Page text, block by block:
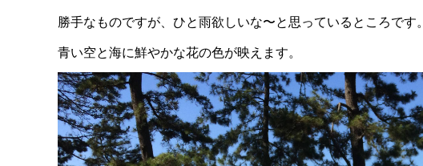
勝手なものですが、ひと雨欲しいな〜と思っているところです。
青い空と海に鮮やかな花の色が映えます。